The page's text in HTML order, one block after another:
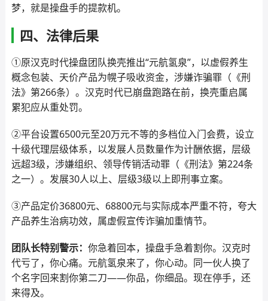
梦，就是操盘手的提款机。
四、法律后果
①原汉克时代操盘团队换壳推出“元航氢泉”，以虚假养生
概念包装、天价产品为幌子吸收资金，涉嫌诈骗罪（《刑
法》第266条）。汉克时代已崩盘跑路在前，换壳重启属
累犯应从重处罚。
②平台设置6500元至20万元不等的多档位入门会费，设立
十级代理层级体系，以发展人员数量作为计酬依据，层级
远超3级，涉嫌组织、领导传销活动罪（《刑法》第224条
之一）。发展30人以上、层级3级以上即刑事立案。
③产品定价36800元、68800元与实际成本严重不符，夸大
产品养生治病功效，属虚假宣传诈骗加重情节。
团队长特别警示： 你急着回本，操盘手急着割你。汉克时
代亏了，你心痛。元航氢泉来了，你心动。同一伙人换了
个名字回来割你第二刀——你品，你细品。现在停手，还
来得及。